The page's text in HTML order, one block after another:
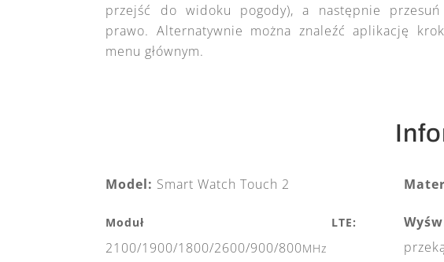
przejść do widoku pogody), a następnie
prawo. Alternatywnie można znaleźć aplikację
menu głównym.
Model: Smart Watch Touch 2
Moduł LTE:
2100/1900/1800/2600/900/800MHz